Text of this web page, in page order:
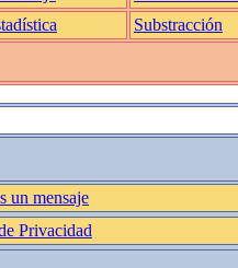
Substracción
un mensaje
Privacidad